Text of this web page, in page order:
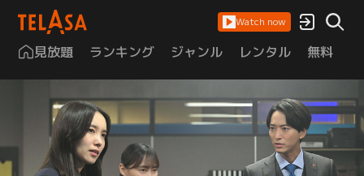
Watch now
見放題 ランキング ジャンル レンタル 無料